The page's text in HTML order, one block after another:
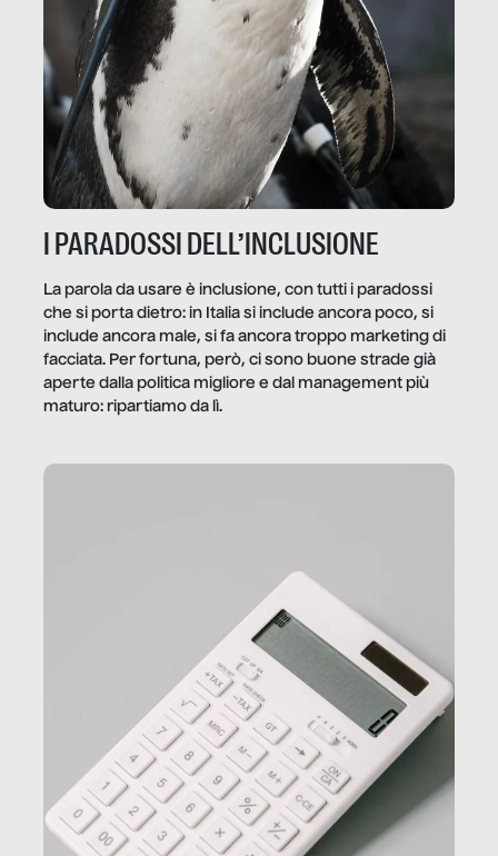
I PARADOSSI DELL’INCLUSIONE
La parola da usare è inclusione, con tutti i paradossi
che si porta dietro: in Italia si include ancora poco, si
include ancora male, si fa ancora troppo marketing di
facciata. Per fortuna, però, ci sono buone strade già
aperte dalla politica migliore e dal management più
maturo: ripartiamo da lì.